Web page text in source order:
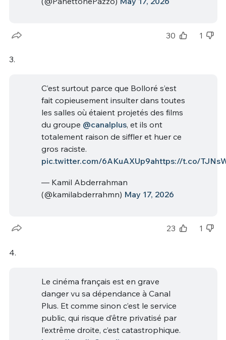
30 1
3.
C’est surtout parce que Bolloré s’est
fait copieusement insulter dans toutes
les salles où étaient projetés des films
du groupe @canalplus, et ils ont
totalement raison de siffler et huer ce
gros raciste.
pic.twitter.com/6AKuAXUp9ahttps://t.co/
— Kamil Abderrahman
(@kamilabderrahmn) May 17, 2026
23 1
4.
Le cinéma français est en grave
danger vu sa dépendance à Canal
Plus. Et comme sinon c’est le service
public, qui risque d’être privatisé par
l’extrême droite, c’est catastrophique.